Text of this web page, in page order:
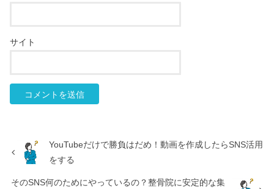
サイト
YouTubeだけで勝負はだめ！動画を作成したらSNS活用
をする
そのSNS何のためにやっているの？整骨院に安定的な集